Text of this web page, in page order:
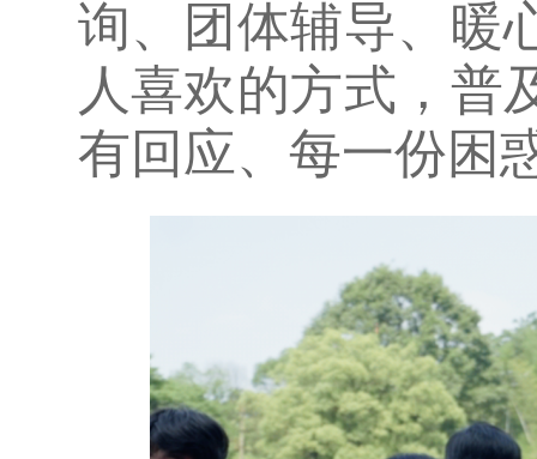
询、团体辅导、暖
人喜欢的方式，普
有回应、每一份困